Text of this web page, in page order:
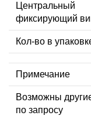
Центральный
фиксирующий
Кол-во в
Примечание
Возможны
по запросу